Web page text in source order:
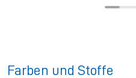
Farben und Stoffe